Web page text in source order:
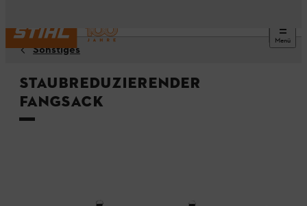
Menü
Sonstiges
Staubreduzierender
Fangsack